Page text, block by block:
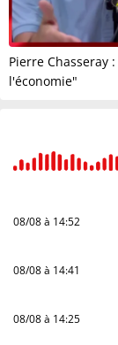
Pierre Chasseray
l'économie"
08/08 à 14:52
08/08 à 14:41
08/08 à 14:25